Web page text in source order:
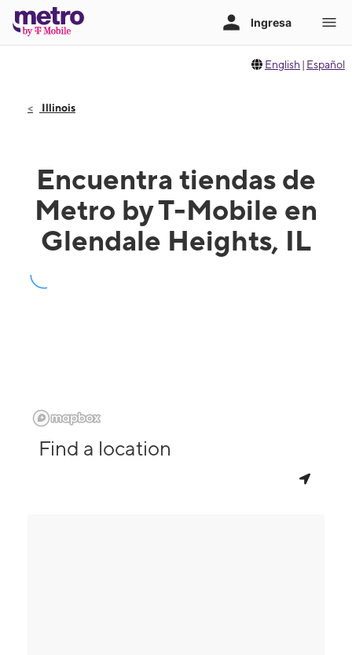
English | Español
Illinois
Encuentra tiendas de
Metro by T-Mobile en
Glendale Heights, IL
Find a location